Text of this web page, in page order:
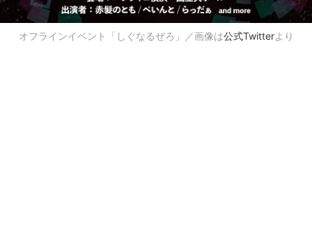
オフラインイベント「しぐなるぜろ」／画像は公式Twitterより